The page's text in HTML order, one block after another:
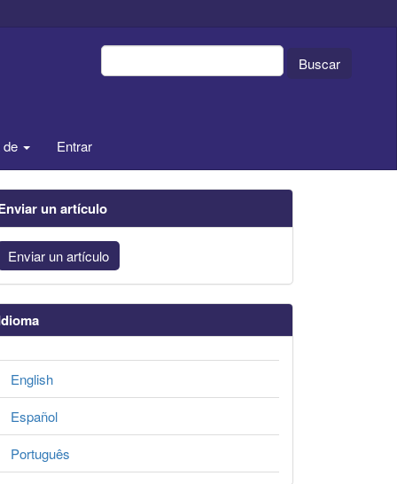
Buscar
Entrar
un artículo
Enviar un artículo
English
Español
Português